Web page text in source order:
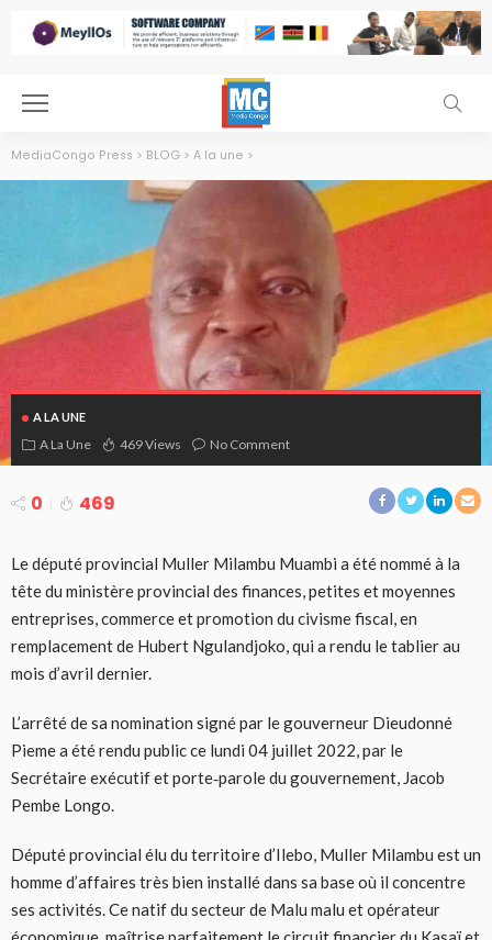
MediaCongo Press > BLOG > A la une >
A LA UNE
A La Une 469 Views No Comment
0 469
Le député provincial Muller Milambu Muambi a été nommé à la
tête du ministère provincial des finances, petites et moyennes
entreprises, commerce et promotion du civisme fiscal, en
remplacement de Hubert Ngulandjoko, qui a rendu le tablier au
mois d’avril dernier.
L’arrêté de sa nomination signé par le gouverneur Dieudonné
Pieme a été rendu public ce lundi 04 juillet 2022, par le
Secrétaire exécutif et porte‐parole du gouvernement, Jacob
Pembe Longo.
Député provincial élu du territoire d’Ilebo, Muller Milambu est un
homme d’affaires très bien installé dans sa base où il concentre
ses activités. Ce natif du secteur de Malu malu et opérateur